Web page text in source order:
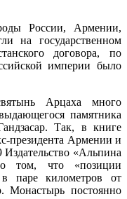
России, Армении,
на государственном
договора, по
империи было
Арцаха много
памятника
Так, в книге
президента Армении и
«Альпина
о том, что «позиции
в паре километров от
Монастырь постоянно